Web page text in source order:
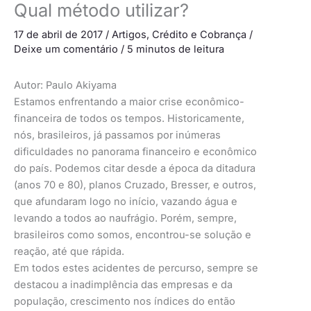
Qual método utilizar?
17 de abril de 2017 / Artigos, Crédito e Cobrança /
Deixe um comentário / 5 minutos de leitura
Autor: Paulo Akiyama
Estamos enfrentando a maior crise econômico-
financeira de todos os tempos. Historicamente,
nós, brasileiros, já passamos por inúmeras
dificuldades no panorama financeiro e econômico
do país. Podemos citar desde a época da ditadura
(anos 70 e 80), planos Cruzado, Bresser, e outros,
que afundaram logo no início, vazando água e
levando a todos ao naufrágio. Porém, sempre,
brasileiros como somos, encontrou-se solução e
reação, até que rápida.
Em todos estes acidentes de percurso, sempre se
destacou a inadimplência das empresas e da
população, crescimento nos índices do então